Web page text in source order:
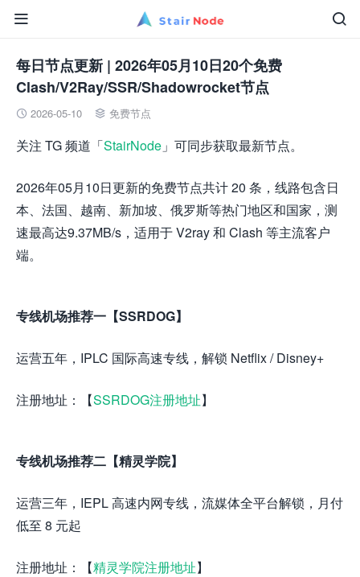


每日节点更新 | 2026年05月10日20个免费
Clash/V2Ray/SSR/Shadowrocket节点
 2026-05-10  免费节点
关注 TG 频道「StairNode 」可同步获取最新节点。
2026年05月10日更新的免费节点共计 20 条，线路包含日
本、法国、越南、新加坡、俄罗斯等热门地区和国家，测
速最高达9.37MB/s，适用于 V2ray 和 Clash 等主流客户
端。
专线机场推荐一【SSRDOG】
运营五年，IPLC 国际高速专线，解锁 Netflix / Disney+
注册地址：【SSRDOG注册地址】
专线机场推荐二【精灵学院】
运营三年，IEPL 高速内网专线，流媒体全平台解锁，月付
低至 8 元起
注册地址：【精灵学院注册地址】